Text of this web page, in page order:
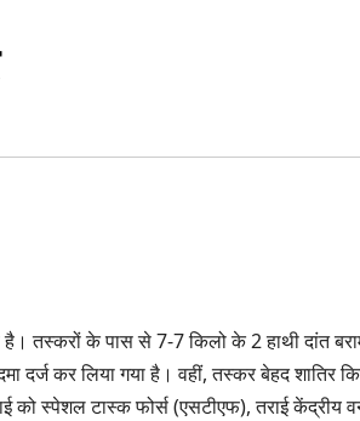
है। तस्करों के पास से 7-7 किलो के 2 हाथी दांत
कर लिया गया है। वहीं, तस्कर बेहद शातिर
स्पेशल टास्क फोर्स (एसटीएफ), तराई केंद्रीय